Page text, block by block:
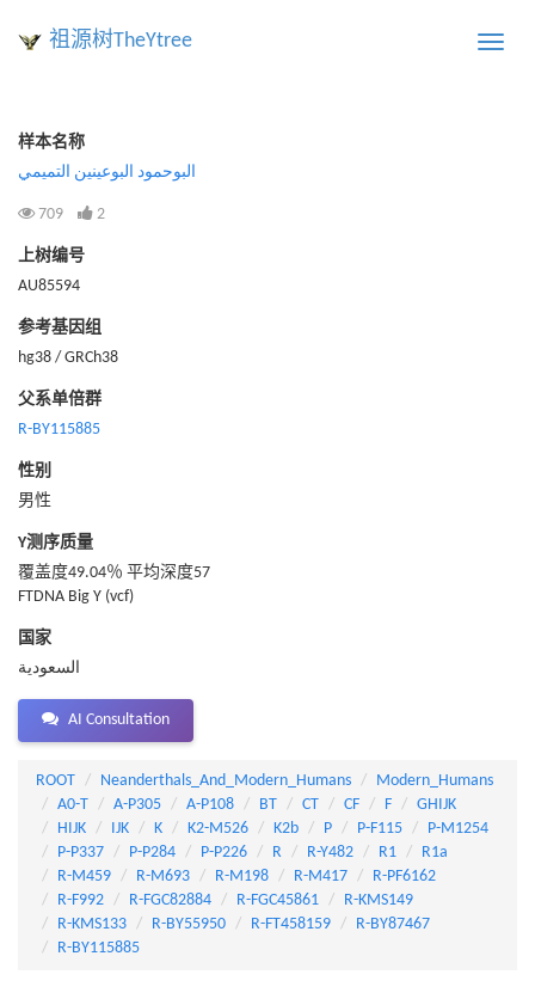
Toggle
祖源树TheYtree
样本名称
البوحمود البوعينين التميمي
709 2
上树编号
AU85594
参考基因组
hg38 / GRCh38
父系单倍群
R-BY115885
性别
男性
Y测序质量
覆盖度49.04％ 平均深度57
FTDNA Big Y (vcf)
国家
السعودية
AI Consultation
ROOT Neanderthals_And_Modern_Humans
Modern_Humans
A0-T
A-P305 A-P108 BT CT CF F
GHIJK
HIJK
IJK K K2-M526 K2b P P-F115
P-M1254
P-P337
P-P284 P-P226 R R-Y482 R1
R1a
R-M459
R-M693 R-M198 R-M417
R-PF6162
R-F992
R-FGC82884 R-FGC45861
R-KMS149
R-KMS133
R-BY55950 R-FT458159
R-BY87467
R-BY115885